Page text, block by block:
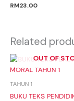
RM23.00
Related
OUT OF
TAHUN 1
BUKU TEKS